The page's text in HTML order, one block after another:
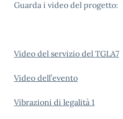
Guarda i video del progetto:
Video del servizio del TGLA7
Video dell’evento
Vibrazioni di legalità 1